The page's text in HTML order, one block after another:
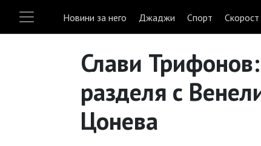
Новини за него Джаджи Спорт Скорост
Слави
разделя с
Цонева